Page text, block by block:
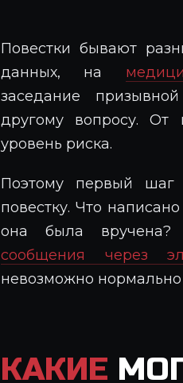
Повестки бывают
данных, на
заседание
другому вопросу. От
уровень риска.
Поэтому первый
повестку. Что
она была вручена?
сообщения через
невозможно
КАКИЕ